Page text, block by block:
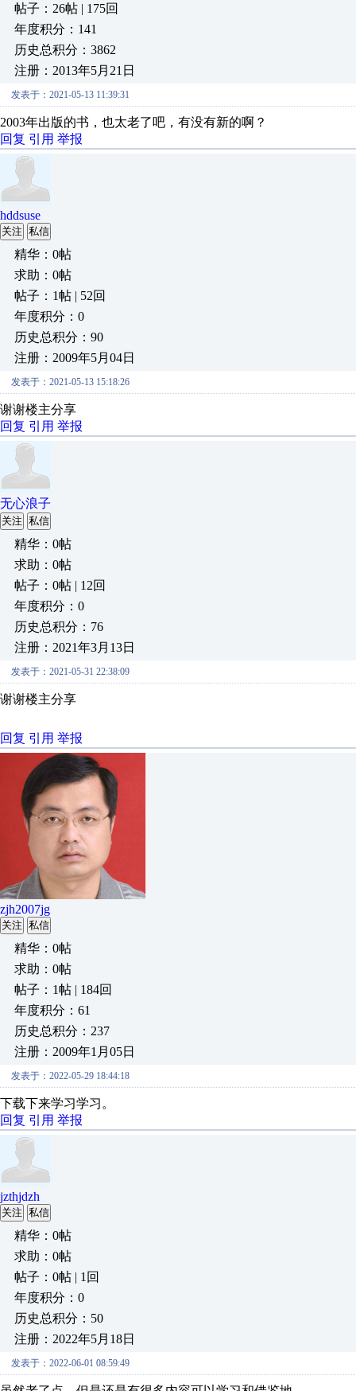
帖子：26帖 | 175回
年度积分：141
历史总积分：3862
注册：2013年5月21日
发表于：2021-05-13 11:39:31
2003年出版的书，也太老了吧，有没有新的啊？
回复 引用 举报
hddsuse
关注 私信
精华：0帖
求助：0帖
帖子：1帖 | 52回
年度积分：0
历史总积分：90
注册：2009年5月04日
发表于：2021-05-13 15:18:26
谢谢楼主分享
回复 引用 举报
无心浪子
关注 私信
精华：0帖
求助：0帖
帖子：0帖 | 12回
年度积分：0
历史总积分：76
注册：2021年3月13日
发表于：2021-05-31 22:38:09
谢谢楼主分享
回复 引用 举报
zjh2007jg
关注 私信
精华：0帖
求助：0帖
帖子：1帖 | 184回
年度积分：61
历史总积分：237
注册：2009年1月05日
发表于：2022-05-29 18:44:18
下载下来学习学习。
回复 引用 举报
jzthjdzh
关注 私信
精华：0帖
求助：0帖
帖子：0帖 | 1回
年度积分：0
历史总积分：50
注册：2022年5月18日
发表于：2022-06-01 08:59:49